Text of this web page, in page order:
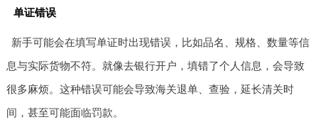
单证错误
新手可能会在填写单证时出现错误，比如品名、规格、数量等信
息与实际货物不符。就像去银行开户，填错了个人信息，会导致
很多麻烦。这种错误可能会导致海关退单、查验，延长清关时
间，甚至可能面临罚款。